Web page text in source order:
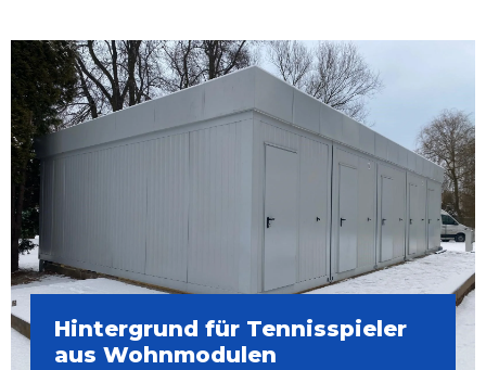
Hintergrund für Tennisspieler
aus Wohnmodulen